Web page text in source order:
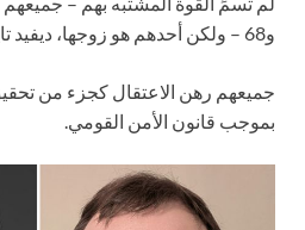
و68 – ولكن أحدهم هو زوجها، ديفيد تايلور.
جميعهم رهن الاعتقال كجزء من
بموجب قانون الأمن القومي.